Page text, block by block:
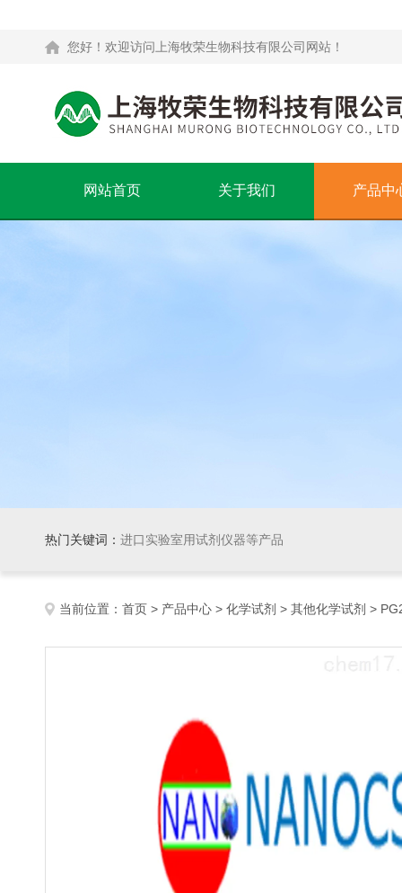
您好！欢迎访问上海牧荣生物科技有限公司网站！
网站首页 关于我们 产品中
热门关键词： 进口实验室用试剂仪器等产品
当前位置： 首页 > 产品中心 > 化学试剂 > 其他化学试剂 >